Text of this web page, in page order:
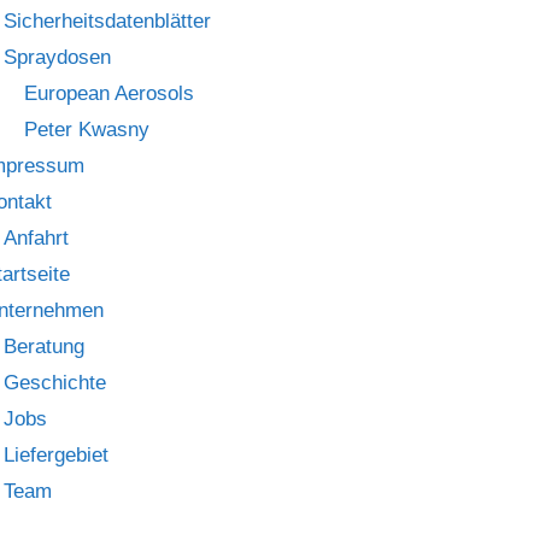
Sicherheitsdatenblätter
Spraydosen
European Aerosols
Peter Kwasny
Anfahrt
Beratung
Geschichte
Jobs
Liefergebiet
Team